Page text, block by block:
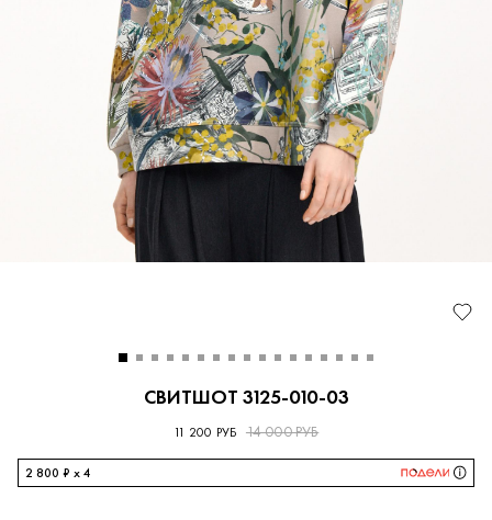
СВИТШОТ 3125-010-03
11 200 РУБ 14 000 РУБ
2 800 ₽ x 4